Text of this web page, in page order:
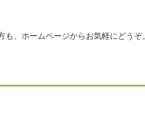
、ホームページからお気軽にどうぞ。